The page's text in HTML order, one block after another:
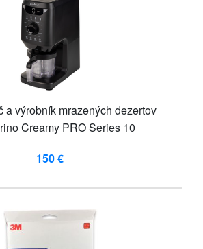
a výrobník mrazených dezertov
Creamy PRO Series 10
150 €